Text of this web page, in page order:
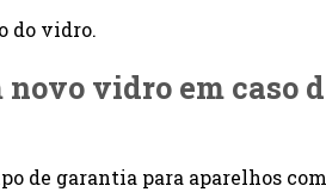
do vidro.
novo vidro em caso
de garantia para aparelhos com